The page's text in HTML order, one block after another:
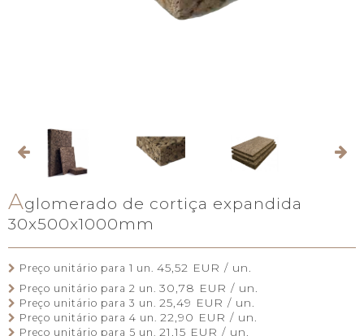
Aglomerado de cortiça expandida
30x500x1000mm
Preço unitário para 1 un. 45,52 EUR / un.
Preço unitário para 2 un. 30,78 EUR / un.
Preço unitário para 3 un. 25,49 EUR / un.
Preço unitário para 4 un. 22,90 EUR / un.
Preço unitário para 5 un. 21,15 EUR / un.